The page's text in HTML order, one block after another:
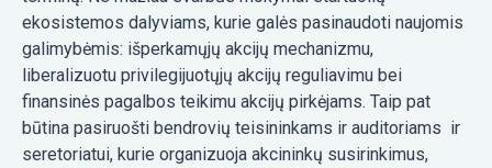
ekosistemos dalyviams, kurie galės pasinaudoti naujomis
galimybėmis: išperkamųjų akcijų mechanizmu,
liberalizuotu privilegijuotųjų akcijų reguliavimu bei
finansinės pagalbos teikimu akcijų pirkėjams. Taip pat
būtina pasiruošti bendrovių teisininkams ir auditoriams ir
seretoriatui, kurie organizuoja akcininkų susirinkimus,